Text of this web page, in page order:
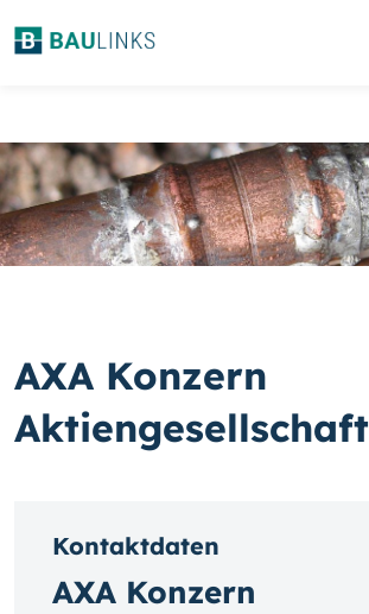
AXA Konzern
Aktiengesellschaft
Kontaktdaten
AXA Konzern